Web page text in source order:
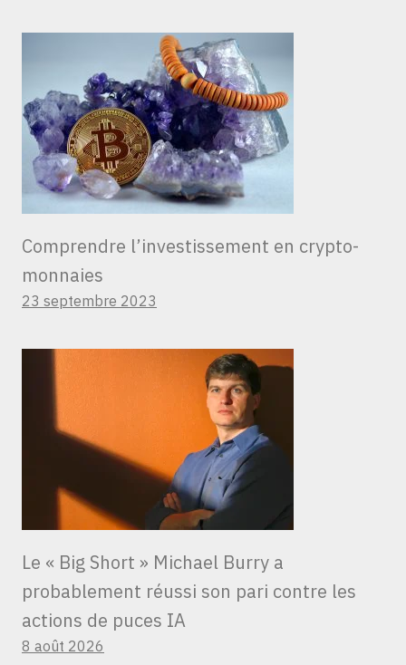
Comprendre l’investissement en crypto-
monnaies
23 septembre 2023
Le « Big Short » Michael Burry a
probablement réussi son pari contre les
actions de puces IA
8 août 2026